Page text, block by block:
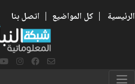
الرئيسية | كل المواضيع | اتصل بنا